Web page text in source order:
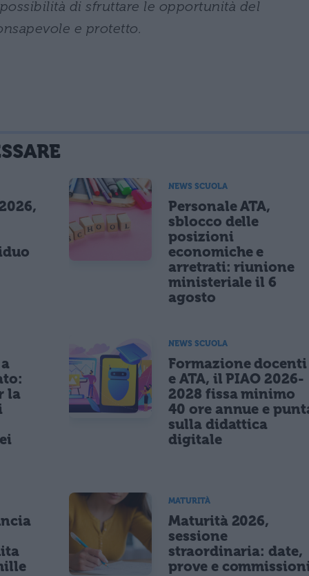
di sfruttare le opportunità del
e protetto.
NEWS SCUOLA
Personale ATA,
sblocco delle
posizioni
economiche e
arretrati: riunione
ministeriale il 6
agosto
la
NEWS SCUOLA
Formazione docenti
e ATA, il PIAO 2026-
2028 fissa minimo
40 ore annue e
sulla didattica
digitale
MATURITÀ
Maturità 2026,
sessione
straordinaria: date,
prove e